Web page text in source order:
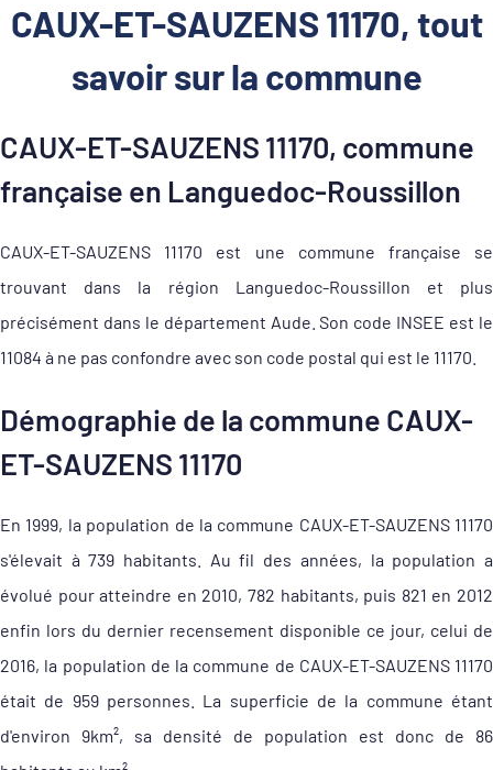
CAUX-ET-SAUZENS 11170, tout
savoir sur la commune
CAUX-ET-SAUZENS 11170, commune
française en Languedoc-Roussillon
CAUX-ET-SAUZENS 11170 est une commune française se
trouvant dans la région Languedoc-Roussillon et plus
précisément dans le département Aude. Son code INSEE est le
11084 à ne pas confondre avec son code postal qui est le 11170.
Démographie de la commune CAUX-
ET-SAUZENS 11170
En 1999, la population de la commune CAUX-ET-SAUZENS 11170
s'élevait à 739 habitants. Au fil des années, la population a
évolué pour atteindre en 2010, 782 habitants, puis 821 en 2012
enfin lors du dernier recensement disponible ce jour, celui de
2016, la population de la commune de CAUX-ET-SAUZENS 11170
était de 959 personnes. La superficie de la commune étant
d'environ 9km², sa densité de population est donc de 86